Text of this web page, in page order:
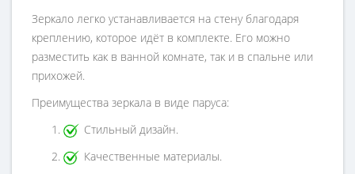
Зеркало легко устанавливается на стену благодаря
креплению, которое идёт в комплекте. Его можно
разместить как в ванной комнате, так и в спальне или
прихожей.
Преимущества зеркала в виде паруса:
Стильный дизайн.
Качественные материалы.